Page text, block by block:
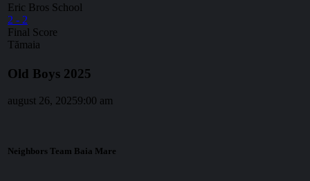
Eric Bros School
2 - 2
Final Score
Tămaia
Old Boys 2025
august 26, 20259:00 am
Neighbors Team Baia Mare